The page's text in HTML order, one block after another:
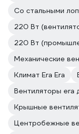
Со стальными
220 Вт
220 Вт
Механические
Климат Era Era
Вентиляторы era
Крышные
Центробежные